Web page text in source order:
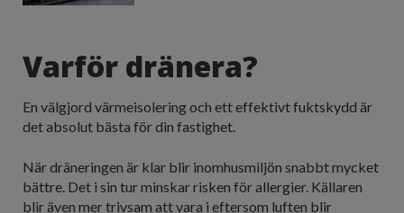
Varför dränera?
En välgjord värmeisolering och ett effektivt fuktskydd är
det absolut bästa för din fastighet.
När dräneringen är klar blir inomhusmiljön snabbt mycket
bättre. Det i sin tur minskar risken för allergier. Källaren
blir även mer trivsam att vara i eftersom luften blir